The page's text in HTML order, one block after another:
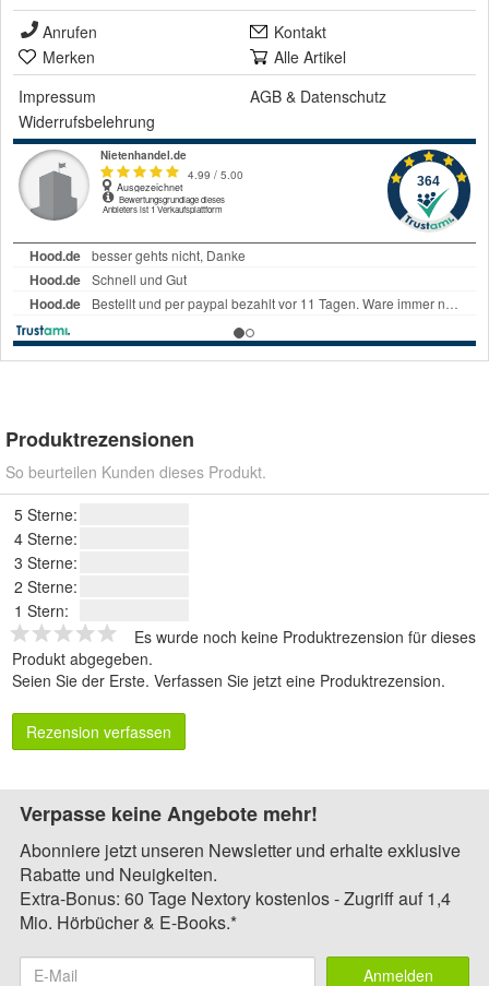
Anrufen
Kontakt
Merken
Alle Artikel
Impressum
AGB & Datenschutz
Widerrufsbelehrung
Produktrezensionen
So beurteilen Kunden dieses Produkt.
5 Sterne:
4 Sterne:
3 Sterne:
2 Sterne:
1 Stern:
Es wurde noch keine Produktrezension für dieses
Produkt abgegeben.
Seien Sie der Erste. Verfassen Sie jetzt eine Produktrezension.
Rezension verfassen
Verpasse keine Angebote mehr!
Abonniere jetzt unseren Newsletter und erhalte exklusive
Rabatte und Neuigkeiten.
Extra-Bonus: 60 Tage Nextory kostenlos - Zugriff auf 1,4
Mio. Hörbücher & E-Books.*
Anmelden